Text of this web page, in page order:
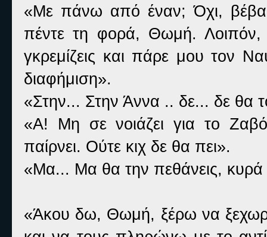
«Με πάνω από έναν; Όχι,
πέντε τη φορά, Θωμή. Λοιπόν,
γκρεμίζεις και πάρε μου τον
διαφήμιση».
«Στην... Στην Άννα .. δε... δε θα
«Α! Μη σε νοιάζει για το
παίρνει. Ούτε κιχ δε θα πει».
«Μα... Μα θα την πεθάνεις,
«Άκου δω, Θωμή, ξέρω να